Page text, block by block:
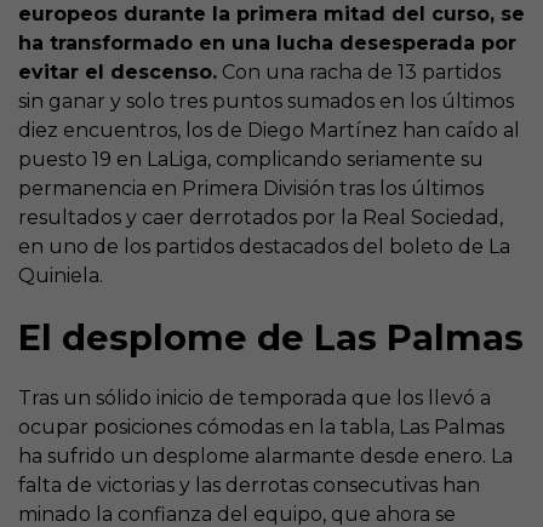
europeos durante la primera mitad del curso, se
ha transformado en una lucha desesperada por
evitar el descenso. Con una racha de 13 partidos
sin ganar y solo tres puntos sumados en los últimos
diez encuentros, los de Diego Martínez han caído al
puesto 19 en LaLiga, complicando seriamente su
permanencia en Primera División tras los últimos
resultados y caer derrotados por la Real Sociedad,
en uno de los partidos destacados del boleto de La
Quiniela.
El desplome de Las Palmas
Tras un sólido inicio de temporada que los llevó a
ocupar posiciones cómodas en la tabla, Las Palmas
ha sufrido un desplome alarmante desde enero. La
falta de victorias y las derrotas consecutivas han
minado la confianza del equipo, que ahora se